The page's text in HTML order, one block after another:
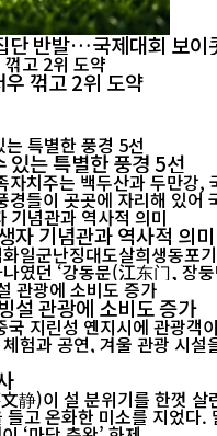
반발…국제대회 보이
꺾고 2위 도약
는 특별한 풍경 5선
치주는 백두산과 두만강
기념관과 역사적 의미
일군난징대도살희생동
였던 ‘강동문(江东门, 장
설 관광에 소비도 증가
지린성 옌지시에 관광객
민속 체험과 공연, 겨울 관광
静)이 설 분위기를 한껏
고 온화한 미소를 지었다